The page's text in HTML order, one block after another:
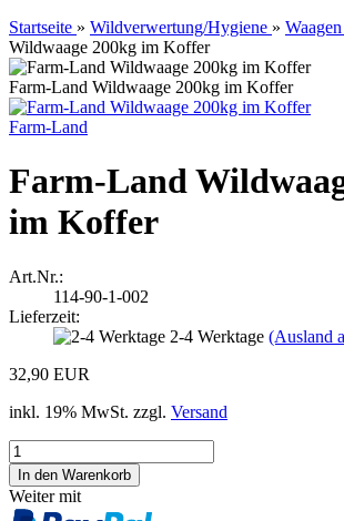
Startseite » Wildverwertung/Hygiene » Waagen
Wildwaage 200kg im Koffer
Farm-Land Wildwaage 200kg im Koffer
Farm-Land
Farm-Land
im Koffer
Art.Nr.:
114-90-1-002
Lieferzeit:
2-4 Werktage (Ausland
32,90 EUR
inkl. 19% MwSt. zzgl. Versand
Weiter mit